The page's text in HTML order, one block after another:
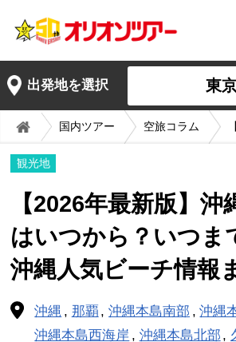
出発地を選択 東
国内ツアー 空旅コラム
観光地
沖縄 那覇 沖縄本島南部
沖縄
沖縄本島西海岸
沖縄本島北部
【2026年最新版】沖
はいつから？いつま
沖縄人気ビーチ情報